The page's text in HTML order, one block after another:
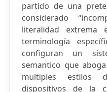
partido de una
considerado
literalidad
terminología
configuran un
semantico que
multiples estilos
dispositivos de la